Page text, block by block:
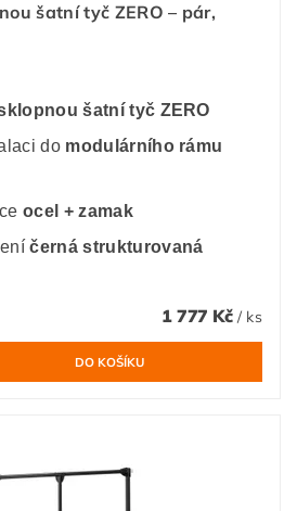
šatní tyč ZERO – pár,
šatní tyč ZERO
do modulárního rámu
ocel + zamak
černá strukturovaná
1 777 Kč / ks